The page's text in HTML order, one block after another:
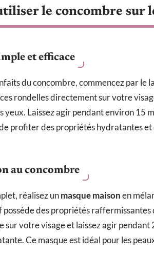
le concombre sur
et efficace
du concombre, commencez par le
rondelles directement sur votre
yeux. Laissez agir pendant environ 15
profiter des propriétés hydratantes
au concombre
réalisez unmasque maisonen
possède des propriétés
sur votre visage et laissez agir pendant
Ce masque est idéal pour les